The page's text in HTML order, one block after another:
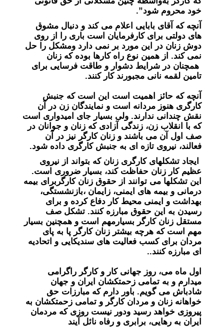
خود محروم شود”.
آنچه که آقای بابایی اعلام می کند و دنبال مشوق
های دولتی برای کارفرمایان است باری را از روی
دوش زنان در این مورد بر نمی دارد ومشکل را حل
نمی کند. از همین نوع راه کارها بوده که زنان
همچنان در شرایط دشوار و طاقت فرسایی برای
تامین لقمه نانی مجبورند کار کنند.
آنچه که حائز اهمیت است این است که جنبش
کارگری هنوز مردانه است و نمایندگان زن در آن
نقش چندانی ندارند. ولی بسیار جای امیدواری است
که با انقلاب زن، زندگی آزادی که زنان و جوانان در
صف اول آن می باشند و زنان کارگر نیز در آن
فعالند، نیروی تازه ای به جنبش کارگری داده شود.
ایجاد تشکلهای کارگری زنان که بتواند از نیروی
عظیم کار زنان حفاظت کند، بسیار ضروری است.
این تشکلها می توانند از حقوق زنان کارگربرای بیمه
درمانی و بیمه های ایمنی، زایمان ،بازنشستگی،
بهداشت و ایمنی محیط کار دفاع کرده و برای
رسیدن به این حقوق مبارزه کنند. تشکل صف
مستقل زنان کارگر بسیارمهم است و همچنین بسیار
مهم است که هرچه بیشتر زنان کارگر پا به پای
مردان برای کسب فعالیت های سندیکایی و اتحادیه
ای مبارزه کنند..
اول ماه می، روز جهانی کار و کارگر راگرامی
میدارم و به تمامی زحمتکشان ایران و جهان
شادباش می گویم. باور دارم که مبارزات حق
خواهانه زنان و مردان کارگر و تمامی زحمتکشان به
پیروزی خواهد رسید ودور نیست روزی که مردمان
ایران به رهایی، برابری و رفاه نائل آیند